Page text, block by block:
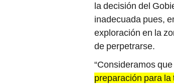
la decisión del
inadecuada pues,
exploración en la
de perpetrarse.
“Consideramos
preparación para